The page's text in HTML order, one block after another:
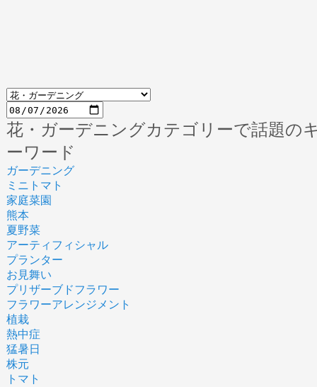
花・ガーデニングカテゴリーで話題の
ーワード
ガーデニング
ミニトマト
家庭菜園
熊本
夏野菜
アーティフィシャル
プランター
お見舞い
プリザーブドフラワー
フラワーアレンジメント
植栽
熱中症
猛暑日
株元
トマト